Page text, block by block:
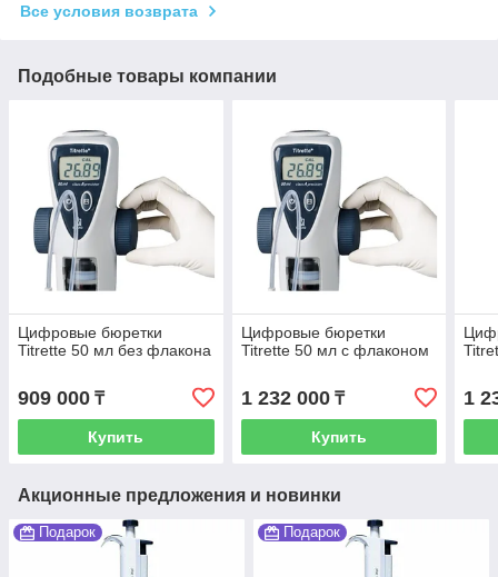
Все условия возврата
Подобные товары компании
Цифровые бюретки
Titrette 50 мл без флакона
909 000 ₸
Купить
Цифровые бюретки
Titrette 50 мл с флаконом
1 232 000₸
Купить
1
Акционные предложения и новинки
Подарок Подарок